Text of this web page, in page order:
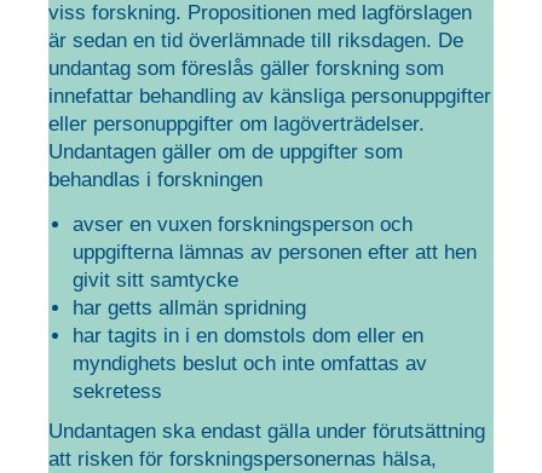
viss forskning. Propositionen med lagförslagen
är sedan en tid överlämnade till riksdagen. De
undantag som föreslås gäller forskning som
innefattar behandling av känsliga personuppgifter
eller personuppgifter om lagöverträdelser.
Undantagen gäller om de uppgifter som
behandlas i forskningen
avser en vuxen forskningsperson och
uppgifterna lämnas av personen efter att hen
givit sitt samtycke
har getts allmän spridning
har tagits in i en domstols dom eller en
myndighets beslut och inte omfattas av
sekretess
Undantagen ska endast gälla under förutsättning
att risken för forskningspersonernas hälsa,